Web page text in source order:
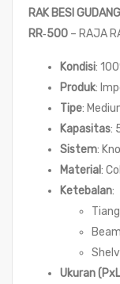
RAK BESI
RR‑500 – RAJA
Kondisi:
Produk:
Tipe:
Kapasitas:
Sistem:
Material:
Ketebalan:
Ukuran